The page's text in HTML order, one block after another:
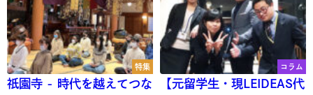
特集
祇園寺 - 時代を越えてつな
コラム
【元留学生・現LEIDEAS代